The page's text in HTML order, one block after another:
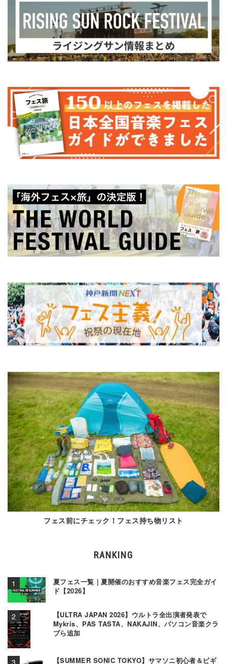
フェス前にチェック！フェス持ち物リスト
RANKING
夏フェス一覧｜夏開催のおすすめ音楽フェス完全ガイ
ド【2026】
【ULTRA JAPAN 2026】ウルトラ全出演者発表で
Mykris、PAS TASTA、NAKAJIN、パソコン音楽クラ
ブら追加
【SUMMER SONIC TOKYO】サマソニ初心者＆ビギ